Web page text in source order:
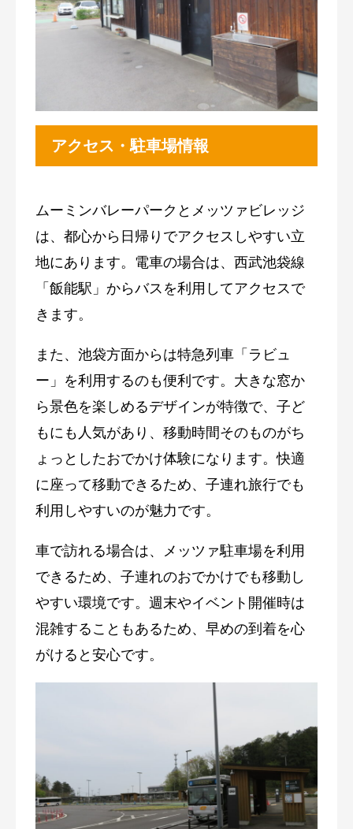
アクセス・駐車場情報
ムーミンバレーパークとメッツァビレッジ
は、都心から日帰りでアクセスしやすい立
地にあります。電車の場合は、西武池袋線
「飯能駅」からバスを利用してアクセスで
きます。
また、池袋方面からは特急列車「ラビュ
ー」を利用するのも便利です。大きな窓か
ら景色を楽しめるデザインが特徴で、子ど
もにも人気があり、移動時間そのものがち
ょっとしたおでかけ体験になります。快適
に座って移動できるため、子連れ旅行でも
利用しやすいのが魅力です。
車で訪れる場合は、メッツァ駐車場を利用
できるため、子連れのおでかけでも移動し
やすい環境です。週末やイベント開催時は
混雑することもあるため、早めの到着を心
がけると安心です。